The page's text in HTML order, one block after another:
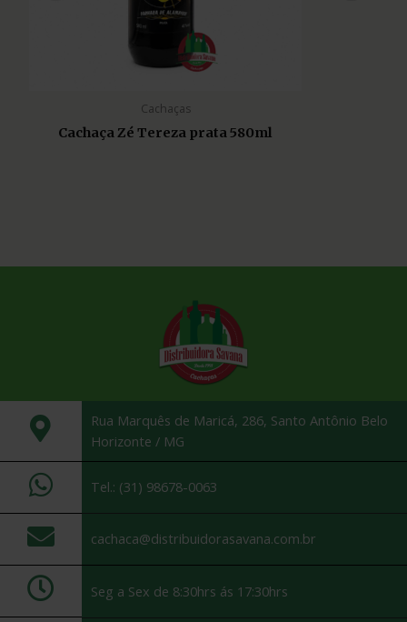
Cachaças
Cachaça Zé Tereza prata 580ml
Rua Marquês de Maricá, 286, Santo Antônio Belo
Horizonte / MG
Tel.: (31) 98678-0063
cachaca@distribuidorasavana.com.br
Seg a Sex de 8:30hrs ás 17:30hrs